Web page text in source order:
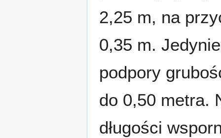
2,25 m, na
0,35 m.
podpory
do 0,50 metra.
długości